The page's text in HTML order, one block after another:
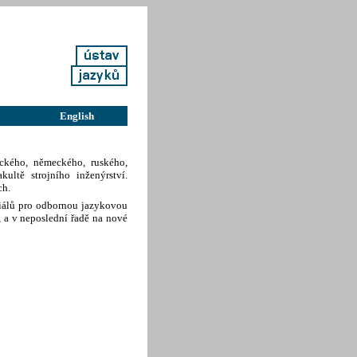
English
německého, ruského,
strojního inženýrství.
pro odbornou jazykovou
v neposlední řadě na nové